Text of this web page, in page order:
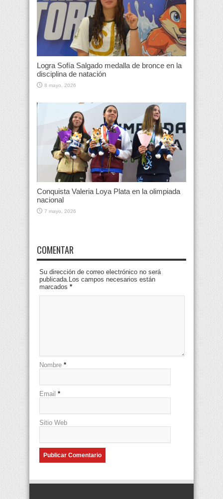
Logra Sofía Salgado medalla de bronce en la
disciplina de natación
8 mayo, 2026
Conquista Valeria Loya Plata en la olimpiada
nacional
7 mayo, 2026
COMENTAR
Su dirección de correo electrónico no será
publicada.Los campos necesarios están
marcados *
Nombre *
Email *
Sitio Web